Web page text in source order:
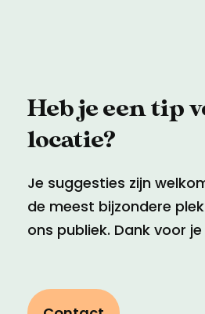
Heb je een tip
locatie?
Je suggesties zijn
de meest bijzondere
ons publiek. Dank voor